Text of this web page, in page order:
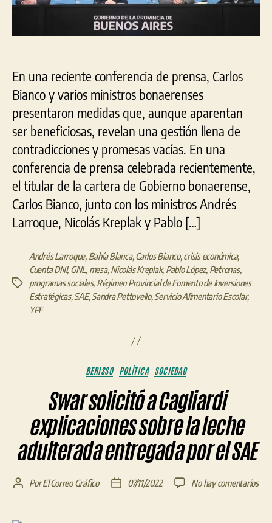
En una reciente conferencia de prensa, Carlos
Bianco y varios ministros bonaerenses
presentaron medidas que, aunque aparentan
ser beneficiosas, revelan una gestión llena de
contradicciones y promesas vacías. En una
conferencia de prensa celebrada recientemente,
el titular de la cartera de Gobierno bonaerense,
Carlos Bianco, junto con los ministros Andrés
Larroque, Nicolás Kreplak y Pablo […]
Etiquetas
Andrés Larroque, Bahía Blanca,Carlos Bianco,crisis económica,
Cuenta DNI, GNL, mesa,Nicolás Kreplak, Pablo López, Petronas,
programas sociales, Régimen Provincial de Fomento de Inversiones
Estratégicas,SAE,Sandra Pettovello,Servicio Alimentario Escolar,
YPF
Categorías
BERISSO POLÍTICA SOCIEDAD
Swar solicitó a Cagliardi
explicaciones sobre la leche
adulterada entregada por el SAE
AutorPorEl Correo Gráfico
Fecha07/11/2022 No hay comentariosen